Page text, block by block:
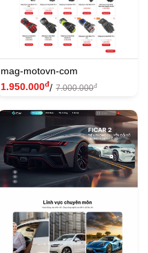
mag-motovn-com
1.950.000đ/ 7.000.000đ